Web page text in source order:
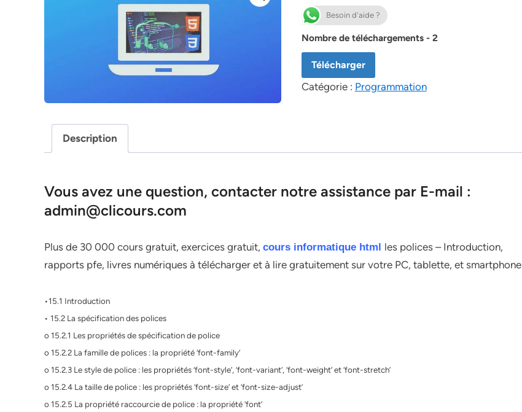
Besoin d'aide ?
Nombre de téléchargements - 2
Télécharger
Catégorie : Programmation
Description
Vous avez une question, contacter notre assistance par E-mail :
admin@clicours.com
Plus de 30 000 cours gratuit, exercices gratuit, cours informatique html les polices – Introduction,
rapports pfe, livres numériques à télécharger et à lire gratuitement sur votre PC, tablette, et smartphone
•15.1 Introduction
• 15.2 La spécification des polices
o 15.2.1 Les propriétés de spécification de police
o 15.2.2 La famille de polices : la propriété ‘font-family’
o 15.2.3 Le style de police : les propriétés ‘font-style’, ‘font-variant’, ‘font-weight’ et ‘font-stretch’
o 15.2.4 La taille de police : les propriétés ‘font-size’ et ‘font-size-adjust’
o 15.2.5 La propriété raccourcie de police : la propriété ‘font’